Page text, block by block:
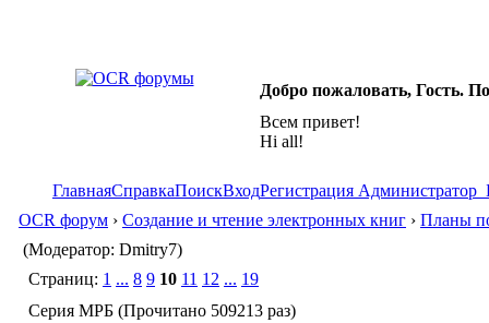
Добро пожаловать, Гость.
Всем привет!
Hi all!
ГлавнаяСправкаПоискВходРегистрация Администратор
OCR форум › Создание и чтение электронных книг › Планы
(Модератор: Dmitry7)
Страниц: 1 ... 8 9 10 11 12 ... 19
Серия МРБ (Прочитано 509213 раз)